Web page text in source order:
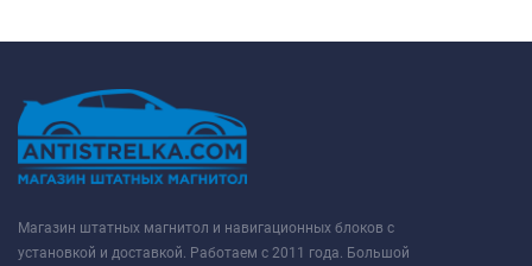
Магазин штатных магнитол и навигационных блоков с
установкой и доставкой. Работаем с 2011 года. Большой